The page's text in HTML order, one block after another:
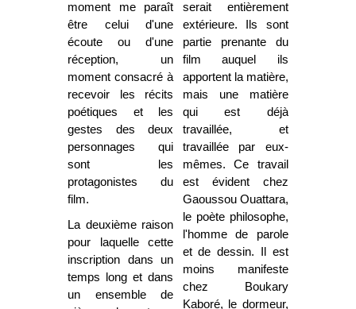
moment me paraît
être celui d'une
écoute ou d'une
réception, un
moment consacré à
recevoir les récits
poétiques et les
gestes des deux
personnages qui
sont les
protagonistes du
film.
La deuxième raison
pour laquelle cette
inscription dans un
temps long et dans
un ensemble de
serait entièrement
extérieure. Ils sont
partie prenante du
film auquel ils
apportent la matière,
mais une matière
qui est déjà
travaillée, et
travaillée par eux-
mêmes. Ce travail
est évident chez
Gaoussou Ouattara,
le poète philosophe,
l'homme de parole
et de dessin. Il est
moins manifeste
chez Boukary
Kaboré, le dormeur,